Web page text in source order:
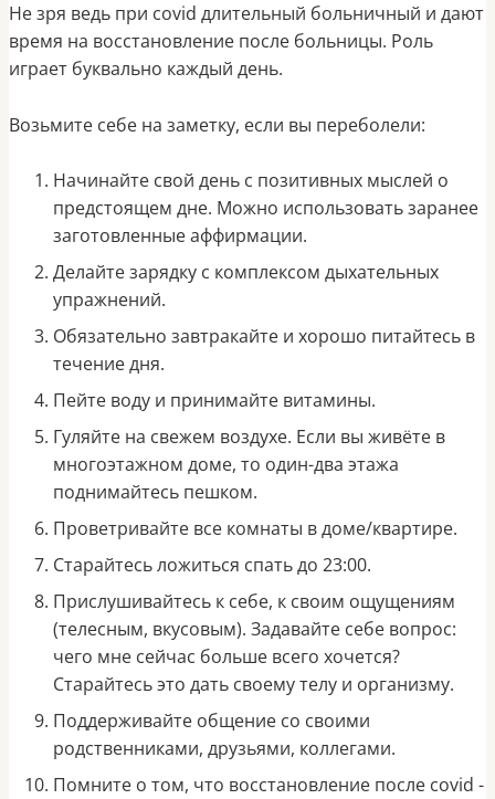
Не зря ведь при covid длительный больничный и дают
время на восстановление после больницы. Роль
играет буквально каждый день.
Возьмите себе на заметку, если вы переболели:
Начинайте свой день с позитивных мыслей о
предстоящем дне. Можно использовать заранее
заготовленные аффирмации.
Делайте зарядку с комплексом дыхательных
упражнений.
Обязательно завтракайте и хорошо питайтесь в
течение дня.
Пейте воду и принимайте витамины.
Гуляйте на свежем воздухе. Если вы живёте в
многоэтажном доме, то один-два этажа
поднимайтесь пешком.
Проветривайте все комнаты в доме/квартире.
Старайтесь ложиться спать до 23:00.
Прислушивайтесь к себе, к своим ощущениям
(телесным, вкусовым). Задавайте себе вопрос:
чего мне сейчас больше всего хочется?
Старайтесь это дать своему телу и организму.
Поддерживайте общение со своими
родственниками, друзьями, коллегами.
Помните о том, что восстановление после covid -